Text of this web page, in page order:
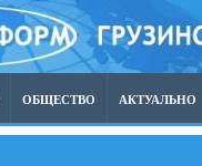
ОБЩЕСТВО АКТУАЛЬНО